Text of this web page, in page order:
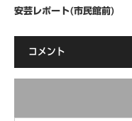
安芸レポート(市民館前)
コメント